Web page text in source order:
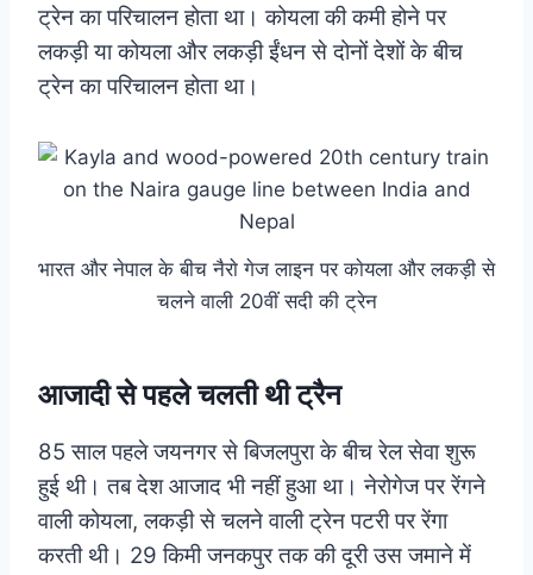
ट्रेन का परिचालन होता था। कोयला की कमी होने पर
लकड़ी या कोयला और लकड़ी ईंधन से दोनों देशों के बीच
ट्रेन का परिचालन होता था।
भारत और नेपाल के बीच नैराे गेज लाइन पर काेयला और लकड़ी से
चलने वाली 20वीं सदी की ट्रेन
आजादी से पहले चलती थी ट्रैन
85 साल पहले जयनगर से बिजलपुरा के बीच रेल सेवा शुरू
हुई थी। तब देश आजाद भी नहीं हुआ था। नेरोगेज पर रेंगने
वाली कोयला, लकड़ी से चलने वाली ट्रेन पटरी पर रेंगा
करती थी। 29 किमी जनकपुर तक की दूरी उस जमाने में